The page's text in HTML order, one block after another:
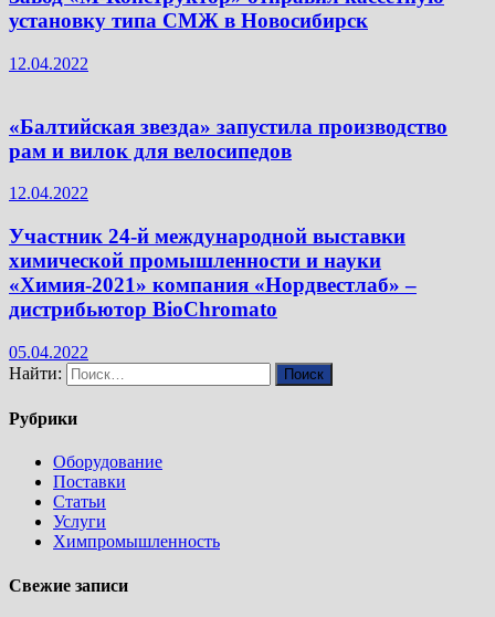
установку типа СМЖ в Новосибирск
12.04.2022
«Балтийская звезда» запустила производство
рам и вилок для велосипедов
12.04.2022
Участник 24-й международной выставки
химической промышленности и науки
«Химия-2021» компания «Нордвестлаб» –
дистрибьютор BioChromato
05.04.2022
Найти:
Рубрики
Оборудование
Поставки
Статьи
Услуги
Химпромышленность
Свежие записи